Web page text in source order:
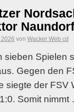
von Wacker Web cd
sieben Spielen
Gegen den
siegte der FSV
Somit nimmt